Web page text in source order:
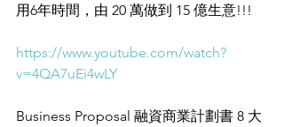
用6年時間，由 20 萬做到 15 億生意!!!
https://www.youtube.com/watch?
v=4QA7uEi4wLY
Business Proposal 融資商業計劃書 8 大